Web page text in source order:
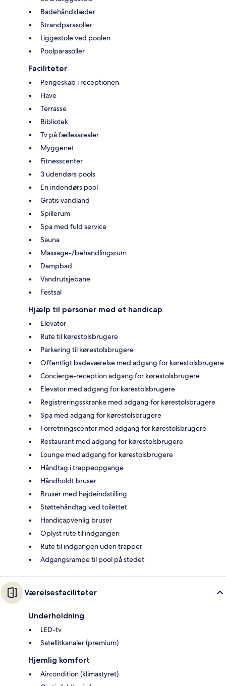
Badehåndklæder
Strandparasoller
Liggestole ved poolen
Poolparasoller
Faciliteter
Pengeskab i receptionen
Have
Terrasse
Bibliotek
Tv på fællesarealer
Myggenet
Fitnesscenter
3 udendørs pools
En indendørs pool
Gratis vandland
Spillerum
Spa med fuld service
Sauna
Massage-/behandlingsrum
Dampbad
Vandrutsjebane
Festsal
Hjælp til personer med et handicap
Elevator
Rute til kørestolsbrugere
Parkering til kørestolsbrugere
Offentligt badeværelse med adgang for kørestolsbrugere
Concierge-reception adgang for kørestolsbrugere
Elevator med adgang for kørestolsbrugere
Registreringsskranke med adgang for kørestolsbrugere
Spa med adgang for kørestolsbrugere
Forretningscenter med adgang for kørestolsbrugere
Restaurant med adgang for kørestolsbrugere
Lounge med adgang for kørestolsbrugere
Håndtag i trappeopgange
Håndholdt bruser
Bruser med højdeindstilling
Støttehåndtag ved toilettet
Handicapvenlig bruser
Oplyst rute til indgangen
Rute til indgangen uden trapper
Adgangsrampe til pool på stedet
Værelsesfaciliteter
Underholdning
LED-tv
Satellitkanaler (premium)
Hjemlig komfort
Aircondition (klimastyret)